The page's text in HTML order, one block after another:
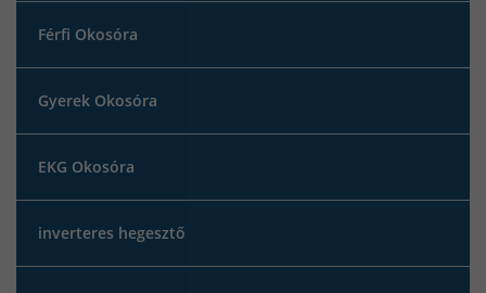
Férfi Okosóra
Gyerek Okosóra
EKG Okosóra
inverteres hegesztő